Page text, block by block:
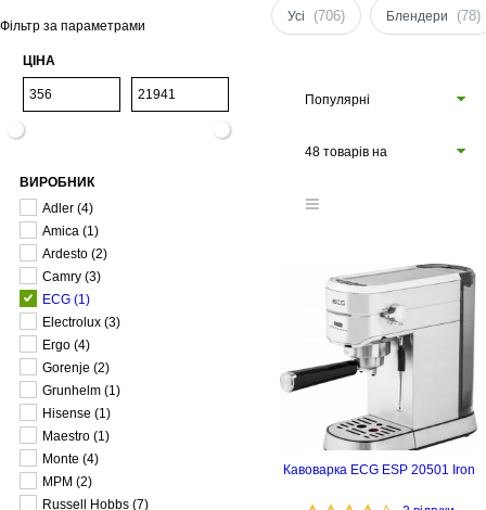
Фільтр за параметрами
ЦІНА
ВИРОБНИК
Adler (4)
Amica (1)
Ardesto (2)
Camry (3)
ECG (1)
Electrolux (3)
Ergo (4)
Gorenje (2)
Grunhelm (1)
Hisense (1)
Maestro (1)
Monte (4)
MPM (2)
Russell Hobbs (7)
Усі (706) Блендери (78)
Популярні
48 товарів на
Кавоварка ECG ESP 20501 Iron